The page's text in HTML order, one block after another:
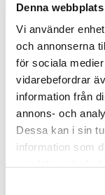
Denna
Vi använder
och annonserna
för sociala
vidarebefordrar
information från
annons- och
Dessa kan i sin
information som
Lämna
läs